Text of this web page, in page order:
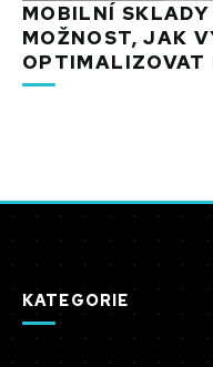
MOBILNÍ
MOŽNOST, JAK
OPTIMALIZOVAT
KATEGORIE